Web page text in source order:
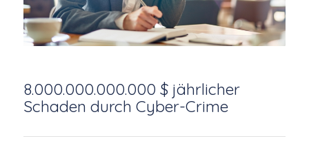
8.000.000.000.000 $ jährlicher
Schaden durch Cyber-Crime